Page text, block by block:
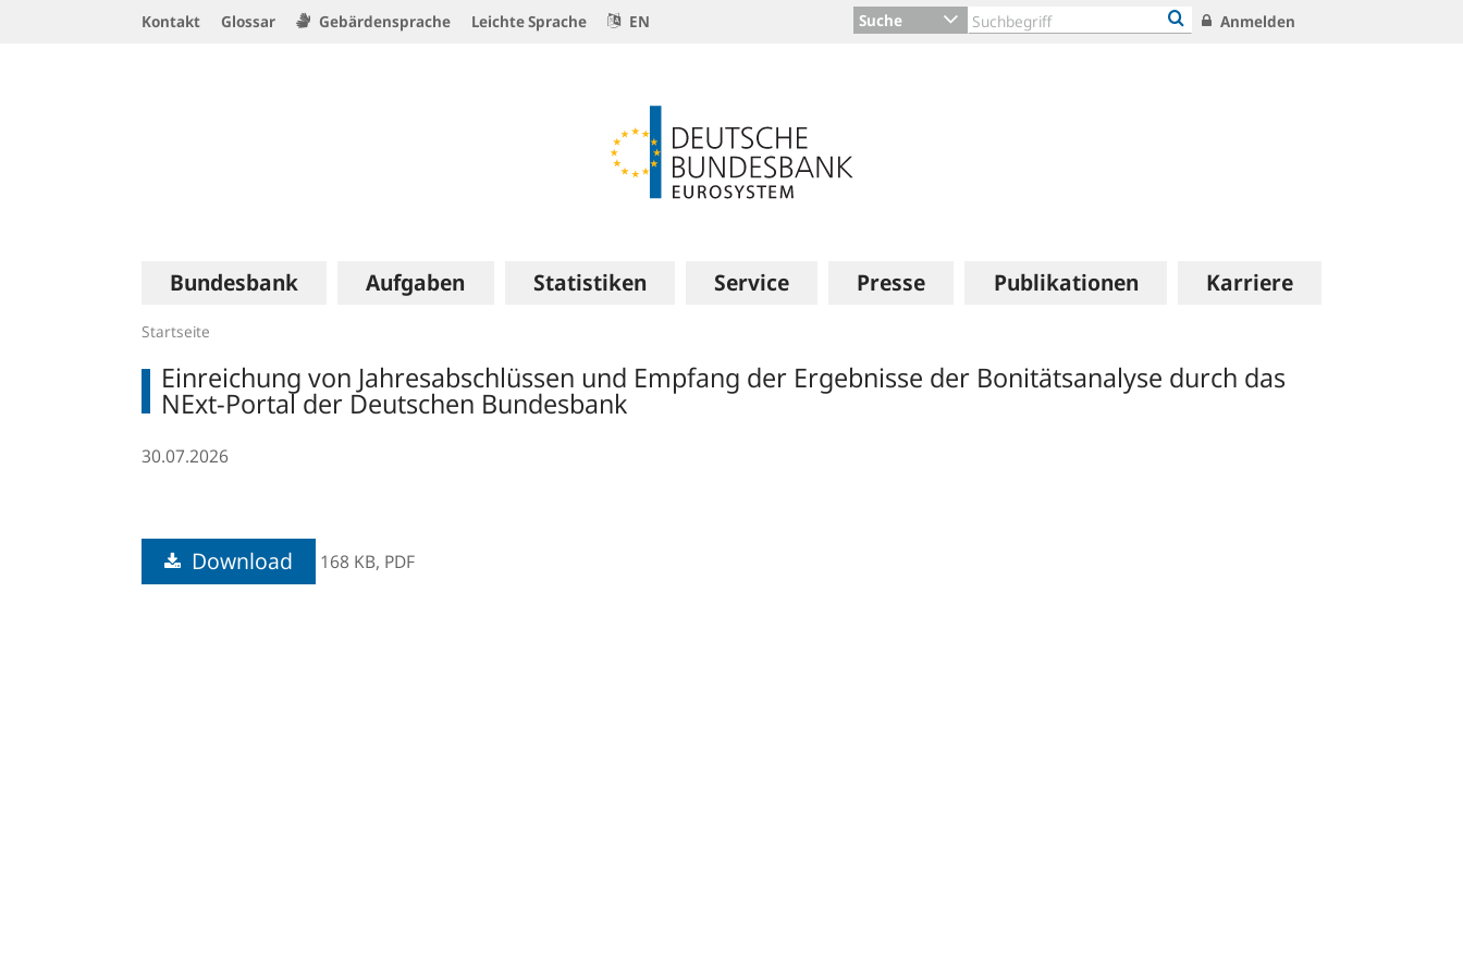
Kontakt Glossar Gebärdensprache Leichte Sprache EN Suche Anmelden
Hauptnavigation
Bundesbank Aufgaben Statistiken Service Presse Publikationen Karriere
Startseite
Einreichung von Jahresabschlüssen und Empfang der Ergebnisse der Bonitätsanalyse durch das
NExt-Portal der Deutschen Bundesbank
30.07.2026
Download 168 KB, PDF